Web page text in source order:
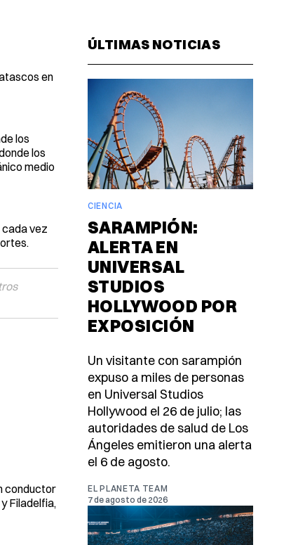
en
los
los
medio
cada vez
conductor
Filadelfia,
ÚLTIMAS NOTICIAS
CIENCIA
SARAMPIÓN:
ALERTA EN
UNIVERSAL
STUDIOS
HOLLYWOOD POR
EXPOSICIÓN
Un visitante con sarampión
expuso a miles de personas
en Universal Studios
Hollywood el 26 de julio; las
autoridades de salud de Los
Ángeles emitieron una alerta
el 6 de agosto.
EL PLANETA TEAM
7 de agosto de 2026